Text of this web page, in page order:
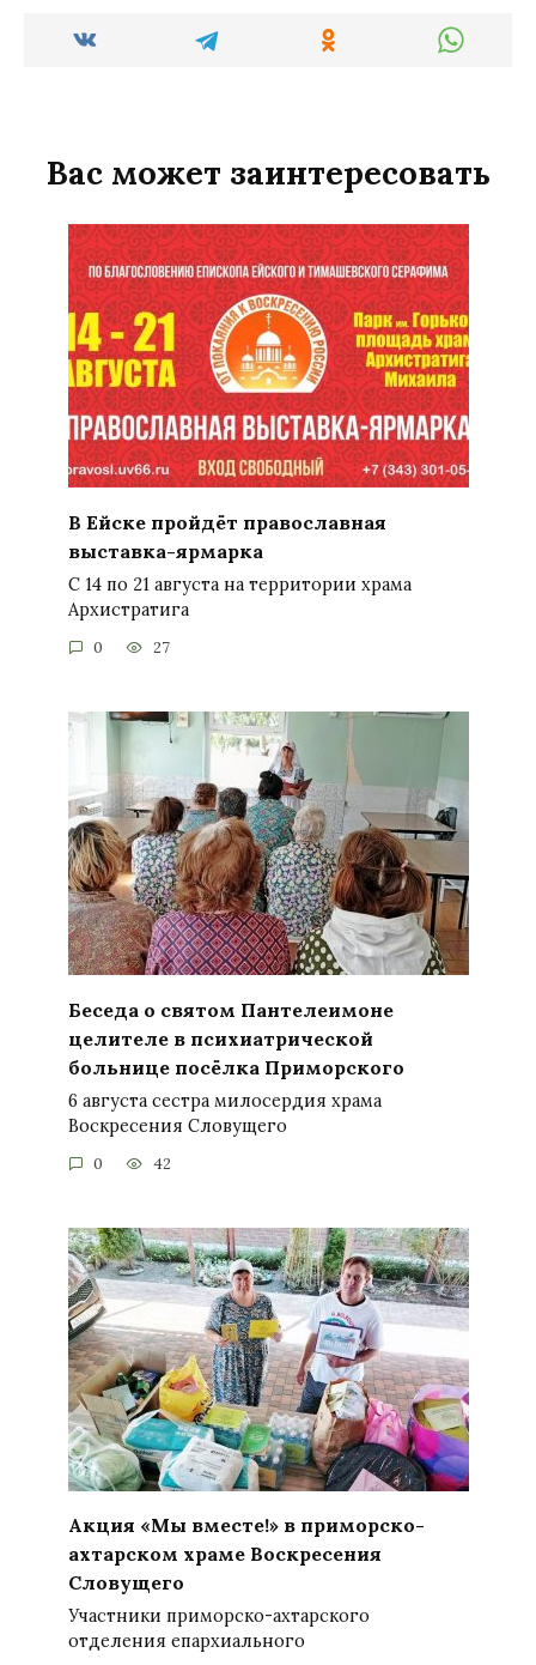
Вас может заинтересовать
В Ейске пройдёт православная
выставка-ярмарка
С 14 по 21 августа на территории храма
Архистратига
0 27
Беседа о святом Пантелеимоне
целителе в психиатрической
больнице посёлка Приморского
6 августа сестра милосердия храма
Воскресения Словущего
0 42
Акция «Мы вместе!» в приморско-
ахтарском храме Воскресения
Словущего
Участники приморско-ахтарского
отделения епархиального